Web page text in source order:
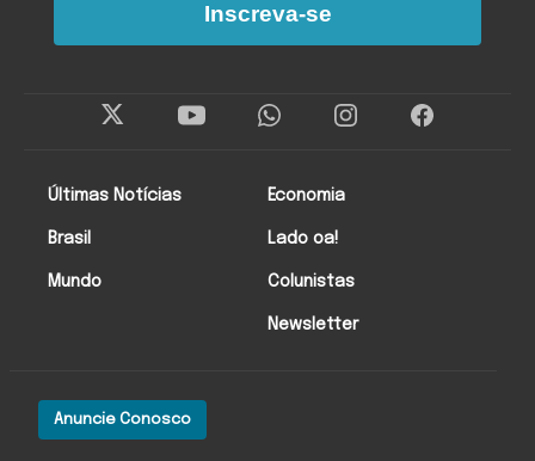
Anuncie Conosco
Últimas Notícias
Brasil
Mundo
Economia
Lado oa!
Colunistas
Newsletter
Inscreva-se